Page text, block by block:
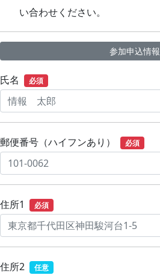
い合わせください。
参加申込情報
氏名 必須
郵便番号（ハイフンあり） 必須
住所1 必須
住所2 任意